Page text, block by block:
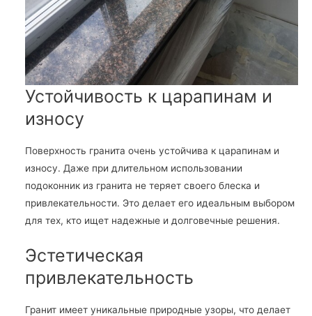
Устойчивость к царапинам и
износу
Поверхность гранита очень устойчива к царапинам и
износу. Даже при длительном использовании
подоконник из гранита не теряет своего блеска и
привлекательности. Это делает его идеальным выбором
для тех, кто ищет надежные и долговечные решения.
Эстетическая
привлекательность
Гранит имеет уникальные природные узоры, что делает